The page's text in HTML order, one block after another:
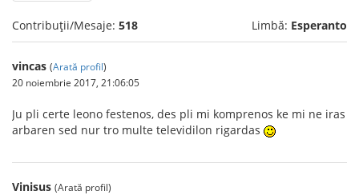
Contribuții/Mesaje: 518 Limbă: Esperanto
vincas (Arată profil)
20 noiembrie 2017, 21:06:05
Ju pli certe leono festenos, des pli mi komprenos ke mi ne iras
arbaren sed nur tro multe televidilon rigardas
Vinisus (Arată profil)